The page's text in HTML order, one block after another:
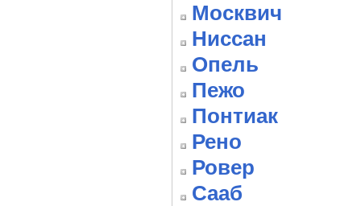
Москвич
Ниссан
Опель
Пежо
Понтиак
Рено
Ровер
Сааб